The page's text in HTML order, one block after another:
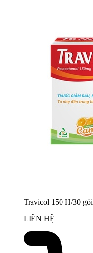
Travicol 150 H/30 gói
LIÊN HỆ